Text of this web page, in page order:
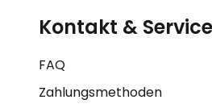
Kontakt & Service
FAQ
Zahlungsmethoden